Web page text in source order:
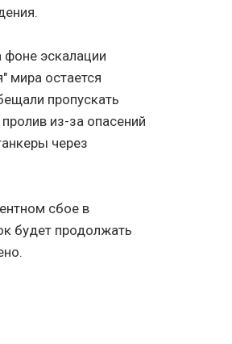
эскалации
мира остается
пропускать
из-за опасений
через
сбое в
будет продолжать